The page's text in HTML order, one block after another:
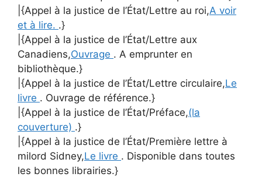
|{Appel à la justice de l’État/Lettre au roi,A voir
et à lire. .}
|{Appel à la justice de l’État/Lettre aux
Canadiens,Ouvrage . A emprunter en
bibliothèque.}
|{Appel à la justice de l’État/Lettre circulaire,Le
livre . Ouvrage de référence.}
|{Appel à la justice de l’État/Préface,(la
couverture) .}
|{Appel à la justice de l’État/Première lettre à
milord Sidney,Le livre . Disponible dans toutes
les bonnes librairies.}